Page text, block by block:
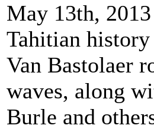
May 13th,
Tahitian history
Van Bastolaer
waves, along
Burle and